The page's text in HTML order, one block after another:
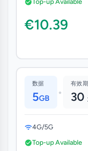
€10.39
数据
5GB •
有效期
30
4G/5G
Top-up Available